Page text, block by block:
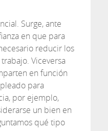
Surge, ante
en que para
reducir los
Viceversa
en función
para
por ejemplo,
un bien en
qué tipo